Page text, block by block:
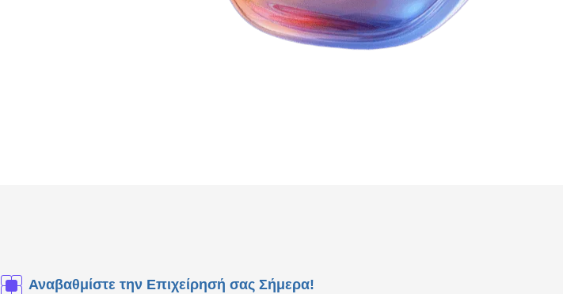
Αναβαθμίστε την Επιχείρησή σας Σήμερα!